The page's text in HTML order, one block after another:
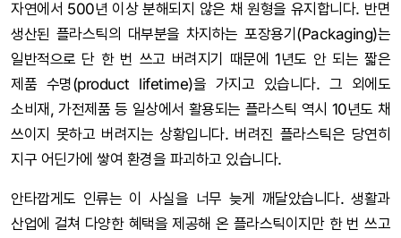
자연에서 500년 이상 분해되지 않은 채 원형을 유지합니다. 반면
생산된 플라스틱의 대부분을 차지하는 포장용기(Packaging)는
일반적으로 단 한 번 쓰고 버려지기 때문에 1년도 안 되는 짧은
제품 수명(product lifetime)을 가지고 있습니다. 그 외에도
소비재, 가전제품 등 일상에서 활용되는 플라스틱 역시 10년도 채
쓰이지 못하고 버려지는 상황입니다. 버려진 플라스틱은 당연히
지구 어딘가에 쌓여 환경을 파괴하고 있습니다.
안타깝게도 인류는 이 사실을 너무 늦게 깨달았습니다. 생활과
산업에 걸쳐 다양한 혜택을 제공해 온 플라스틱이지만 한 번 쓰고